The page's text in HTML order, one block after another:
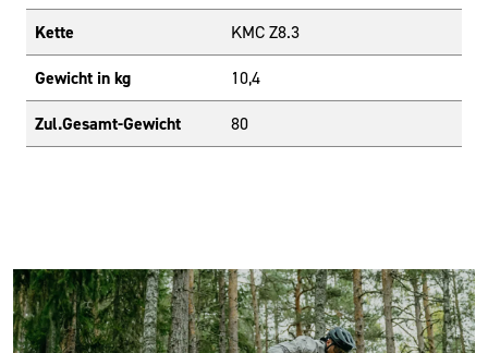
Kette KMC Z8.3
Gewicht in kg 10,4
Zul.Gesamt-Gewicht 80